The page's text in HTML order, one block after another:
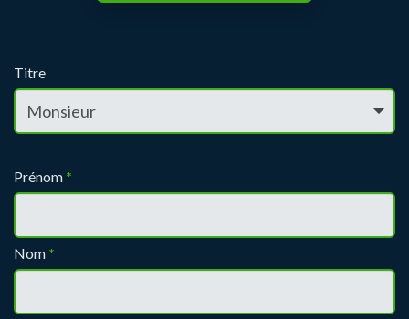
Titre
Prénom *
Nom *